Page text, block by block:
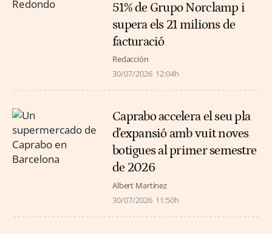
51% de Grupo Norclamp i
supera els 21 milions de
facturació
Redacción
30/07/2026 12:04h
Caprabo accelera el seu pla
d'expansió amb vuit noves
botigues al primer semestre
de 2026
Albert Martínez
30/07/2026 11:50h